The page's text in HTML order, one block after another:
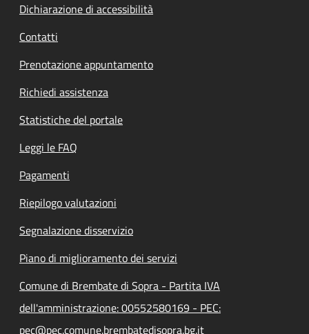
Dichiarazione di accessibilità
Contatti
Prenotazione appuntamento
Richiedi assistenza
Statistiche del portale
Leggi le FAQ
Pagamenti
Riepilogo valutazioni
Segnalazione disservizio
Piano di miglioramento dei servizi
Comune di Brembate di Sopra - Partita IVA
dell'amministrazione: 00552580169 - PEC:
pec@pec.comune.brembatedisopra.bg.it